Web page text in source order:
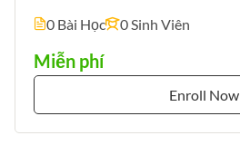
0 Bài Học
0 Sinh Viên
Miễn phí
Enroll Now